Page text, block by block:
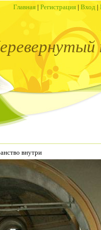
Главная | Регистрация | Вход |
внутри